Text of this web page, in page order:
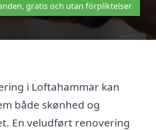
gratis och utan förpliktelser
i Loftahammar kan
både skønhed og
En veludført renovering